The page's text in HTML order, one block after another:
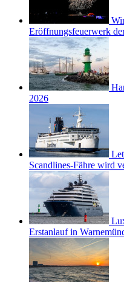
Eröffnungsfeuerwerk
2026
Scandlines-Fähre wird
Erstanlauf in